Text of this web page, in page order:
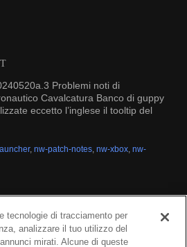
Problemi noti di
Cavalcatura Banco di guppy
eccetto l’inglese il tooltip del
, nw-patch-notes, nw-xbox, nw-
tecnologie di tracciamento per
analizzare il tuo utilizzo del
mirati. Alcune di queste